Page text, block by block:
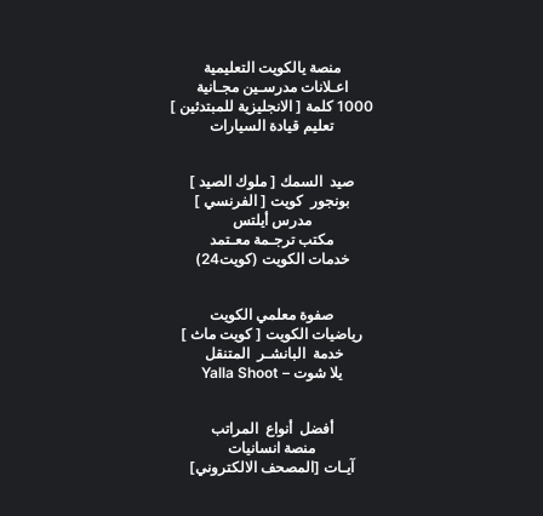
منصة يالكويت التعليمية
اعـلانات مدرسـين مجـانية
1000 كلمة [ الانجليزية للمبتدئين ]
تعليم قيادة السيارات
صيد السمك [ ملوك الصيد ]
بونجور كويت [ الفرنسي ]
مدرس أيلتس
مكتب ترجـمة معـتمد
خدمات الكويت (كويت24)
صفوة معلمي الكويت
رياضيات الكويت [ كويت ماث ]
خدمة البانشـر المتنقل
يلا شوت – Yalla Shoot
أفضل أنواع المراتب
منصة انسانيات
آيـات [المصحف الالكتروني]